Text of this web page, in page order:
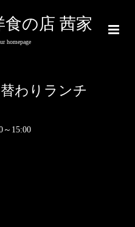
の店 茜家
homepage
わりランチ
～15:00